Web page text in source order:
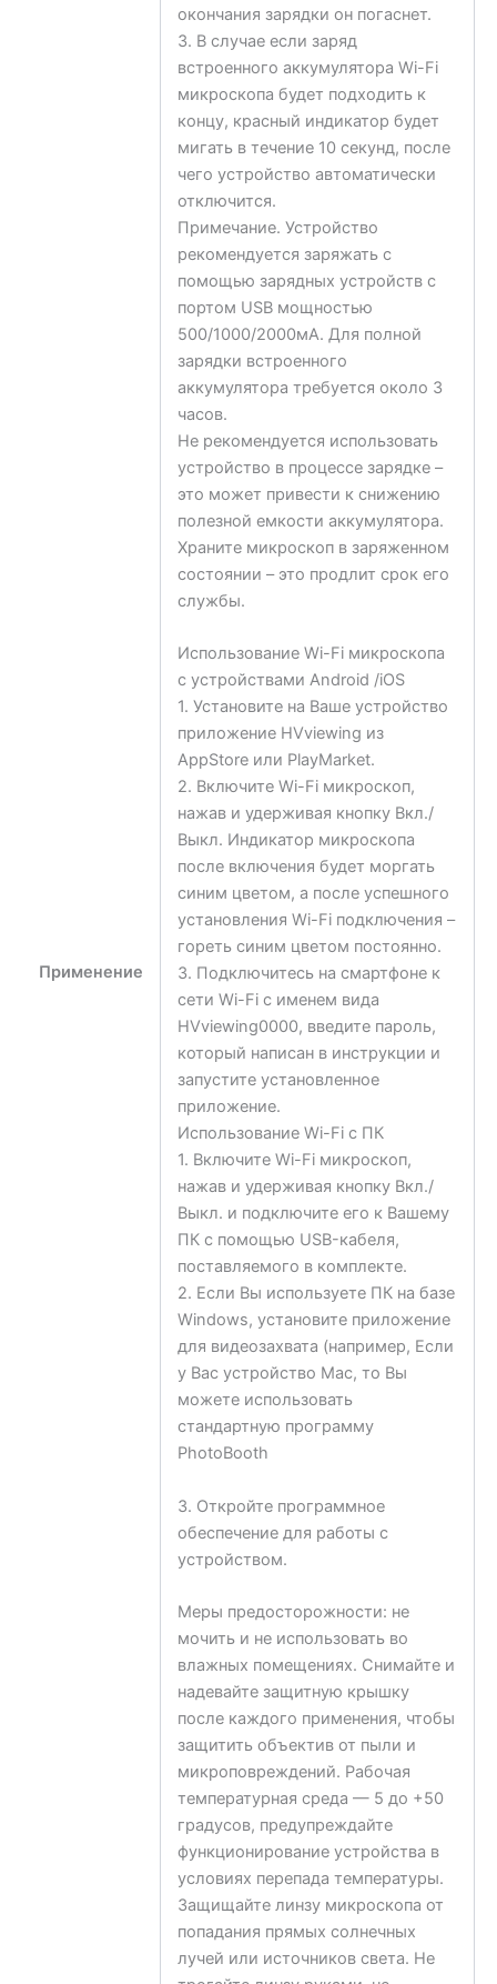
Применение
окончания зарядки он погаснет.
3. В случае если заряд
встроенного аккумулятора Wi-Fi
микроскопа будет подходить к
концу, красный индикатор будет
мигать в течение 10 секунд, после
чего устройство автоматически
отключится.
Примечание. Устройство
рекомендуется заряжать с
помощью зарядных устройств с
портом USB мощностью
500/1000/2000мА. Для полной
зарядки встроенного
аккумулятора требуется около 3
часов.
Не рекомендуется использовать
устройство в процессе зарядке –
это может привести к снижению
полезной емкости аккумулятора.
Храните микроскоп в заряженном
состоянии – это продлит срок его
службы.
Использование Wi-Fi микроскопа
с устройствами Android /iOS
1. Установите на Ваше устройство
приложение HVviewing из
AppStore или PlayMarket.
2. Включите Wi-Fi микроскоп,
нажав и удерживая кнопку Вкл./
Выкл. Индикатор микроскопа
после включения будет моргать
синим цветом, а после успешного
установления Wi-Fi подключения –
гореть синим цветом постоянно.
3. Подключитесь на смартфоне к
сети Wi-Fi с именем вида
HVviewing0000, введите пароль,
который написан в инструкции и
запустите установленное
приложение.
Использование Wi-Fi с ПК
1. Включите Wi-Fi микроскоп,
нажав и удерживая кнопку Вкл./
Выкл. и подключите его к Вашему
ПК с помощью USB-кабеля,
поставляемого в комплекте.
2. Если Вы используете ПК на базе
Windows, установите приложение
для видеозахвата (например, Если
у Вас устройство Mac, то Вы
можете использовать
стандартную программу
PhotoBooth
3. Откройте программное
обеспечение для работы с
устройством.
Меры предосторожности: не
мочить и не использовать во
влажных помещениях. Снимайте и
надевайте защитную крышку
после каждого применения, чтобы
защитить объектив от пыли и
микроповреждений. Рабочая
температурная среда — 5 до +50
градусов, предупреждайте
функционирование устройства в
условиях перепада температуры.
Защищайте линзу микроскопа от
попадания прямых солнечных
лучей или источников света. Не